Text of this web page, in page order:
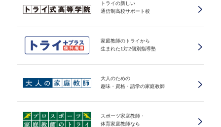
トライの新しい
通信制高校サポート校
家庭教師のトライから
生まれた1対2個別指導塾
大人のための
趣味・資格・語学の家庭教師
スポーツ家庭教師・
体育家庭教師なら